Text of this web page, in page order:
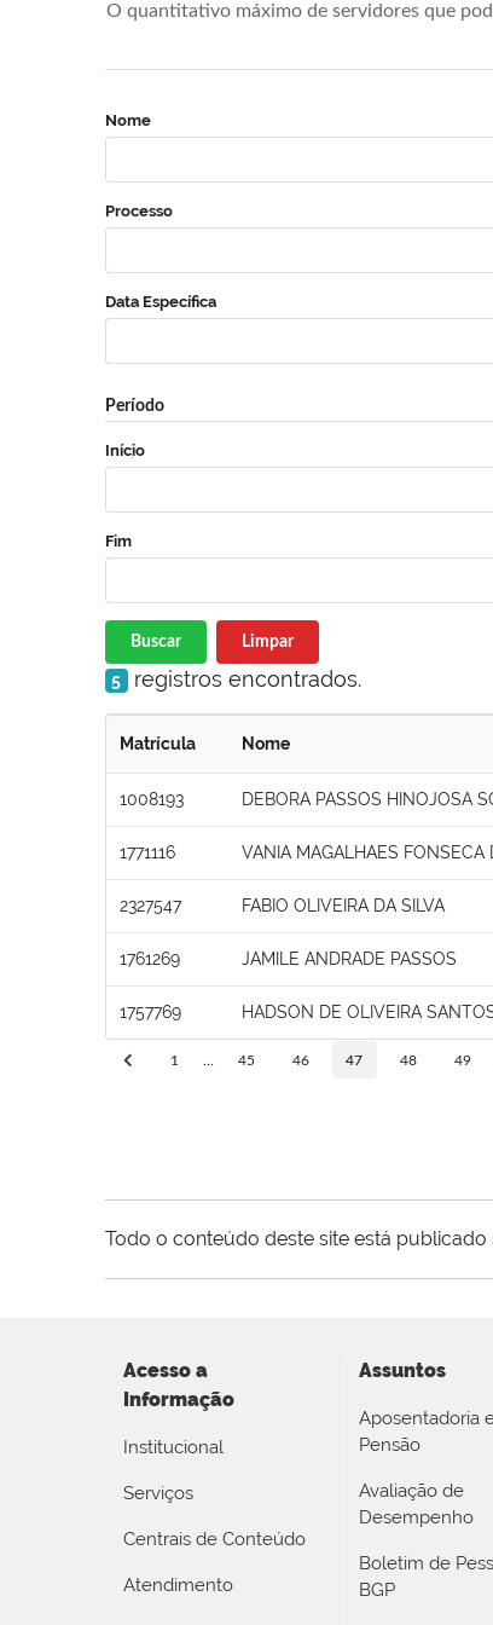
O quantitativo máximo de servidores que
Nome
Processo
Data Específica
Período
Início
Fim
Buscar Limpar
5 registros encontrados.
Matrícula Nome
1008193 DEBORA PASSOS HINOJOSA
1771116 VANIA MAGALHAES FONSECA
2327547 FABIO OLIVEIRA DA SILVA
1761269 JAMILE ANDRADE PASSOS
1757769 HADSON DE OLIVEIRA
1 45 46 47 48 49
Todo o conteúdo deste site está publicado
Acesso a
Informação
Institucional
Serviços
Centrais de Conteúdo
Atendimento
Assuntos
Aposentadoria
Pensão
Avaliação de
Desempenho
Boletim de
BGP